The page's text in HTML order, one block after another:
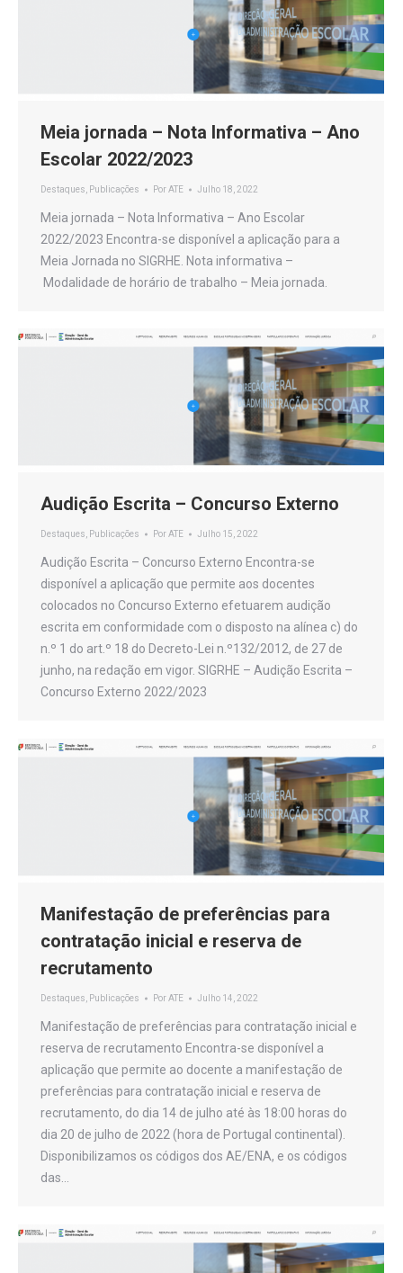
Meia jornada – Nota Informativa – Ano
Escolar 2022/2023
Destaques Publicações PorATE Julho 18, 2022
Meia jornada – Nota Informativa – Ano Escolar
2022/2023 Encontra-se disponível a aplicação para a
Meia Jornada no SIGRHE. Nota informativa –
Modalidade de horário de trabalho – Meia jornada.
Audição Escrita – Concurso Externo
Destaques Publicações PorATE Julho 15, 2022
Audição Escrita – Concurso Externo Encontra-se
disponível a aplicação que permite aos docentes
colocados no Concurso Externo efetuarem audição
escrita em conformidade com o disposto na alínea c) do
n.º 1 do art.º 18 do Decreto-Lei n.º132/2012, de 27 de
junho, na redação em vigor. SIGRHE – Audição Escrita –
Concurso Externo 2022/2023
Manifestação de preferências para
contratação inicial e reserva de
recrutamento
Destaques Publicações PorATE Julho 14, 2022
Manifestação de preferências para contratação inicial e
reserva de recrutamento Encontra-se disponível a
aplicação que permite ao docente a manifestação de
preferências para contratação inicial e reserva de
recrutamento, do dia 14 de julho até às 18:00 horas do
dia 20 de julho de 2022 (hora de Portugal continental).
Disponibilizamos os códigos dos AE/ENA, e os códigos
das…